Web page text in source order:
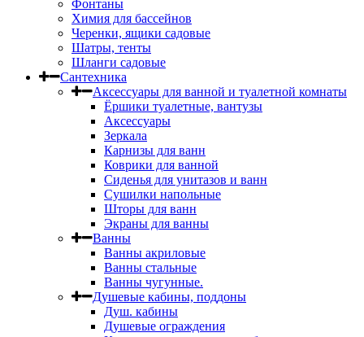
Фонтаны
Химия для бассейнов
Черенки, ящики садовые
Шатры, тенты
Шланги садовые
Сантехника
Аксессуары для ванной и туалетной комнаты
Ёршики туалетные, вантузы
Аксессуары
Зеркала
Карнизы для ванн
Коврики для ванной
Сиденья для унитазов и ванн
Сушилки напольные
Шторы для ванн
Экраны для ванны
Ванны
Ванны акриловые
Ванны стальные
Ванны чугунные.
Душевые кабины, поддоны
Душ. кабины
Душевые ограждения